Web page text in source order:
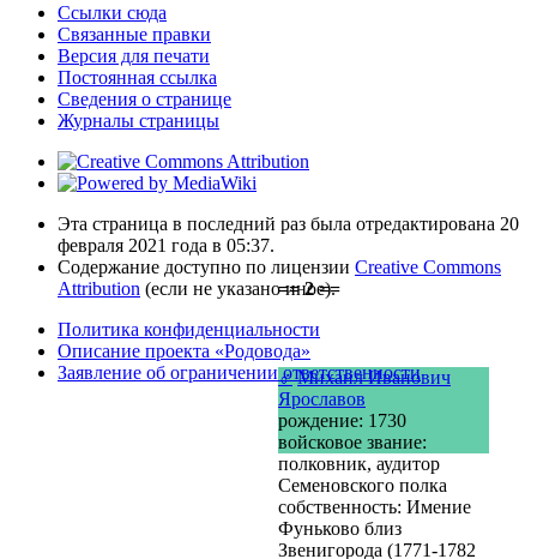
== 2 ==
♂ Михаил Иванович
Ярославов
рождение: 1730
войсковое звание:
полковник, аудитор
Семеновского полка
собственность: Имение
Фуньково близ
Звенигорода (1771-1782
Ссылки сюда
Связанные правки
Версия для печати
Постоянная ссылка
Сведения о странице
Журналы страницы
Эта страница в последний раз была отредактирована 20
февраля 2021 года в 05:37.
Содержание доступно по лицензии Creative Commons
Attribution (если не указано иное).
Политика конфиденциальности
Описание проекта «Родовода»
Заявление об ограничении ответственности